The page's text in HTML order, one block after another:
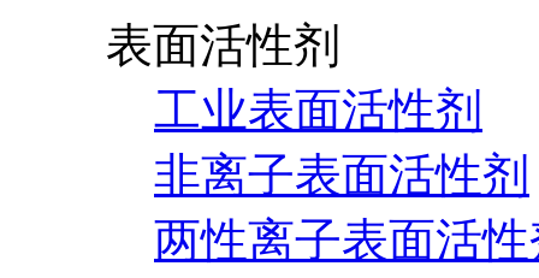
表面活性剂
工业表面活性剂
非离子表面活性剂
两性离子表面活